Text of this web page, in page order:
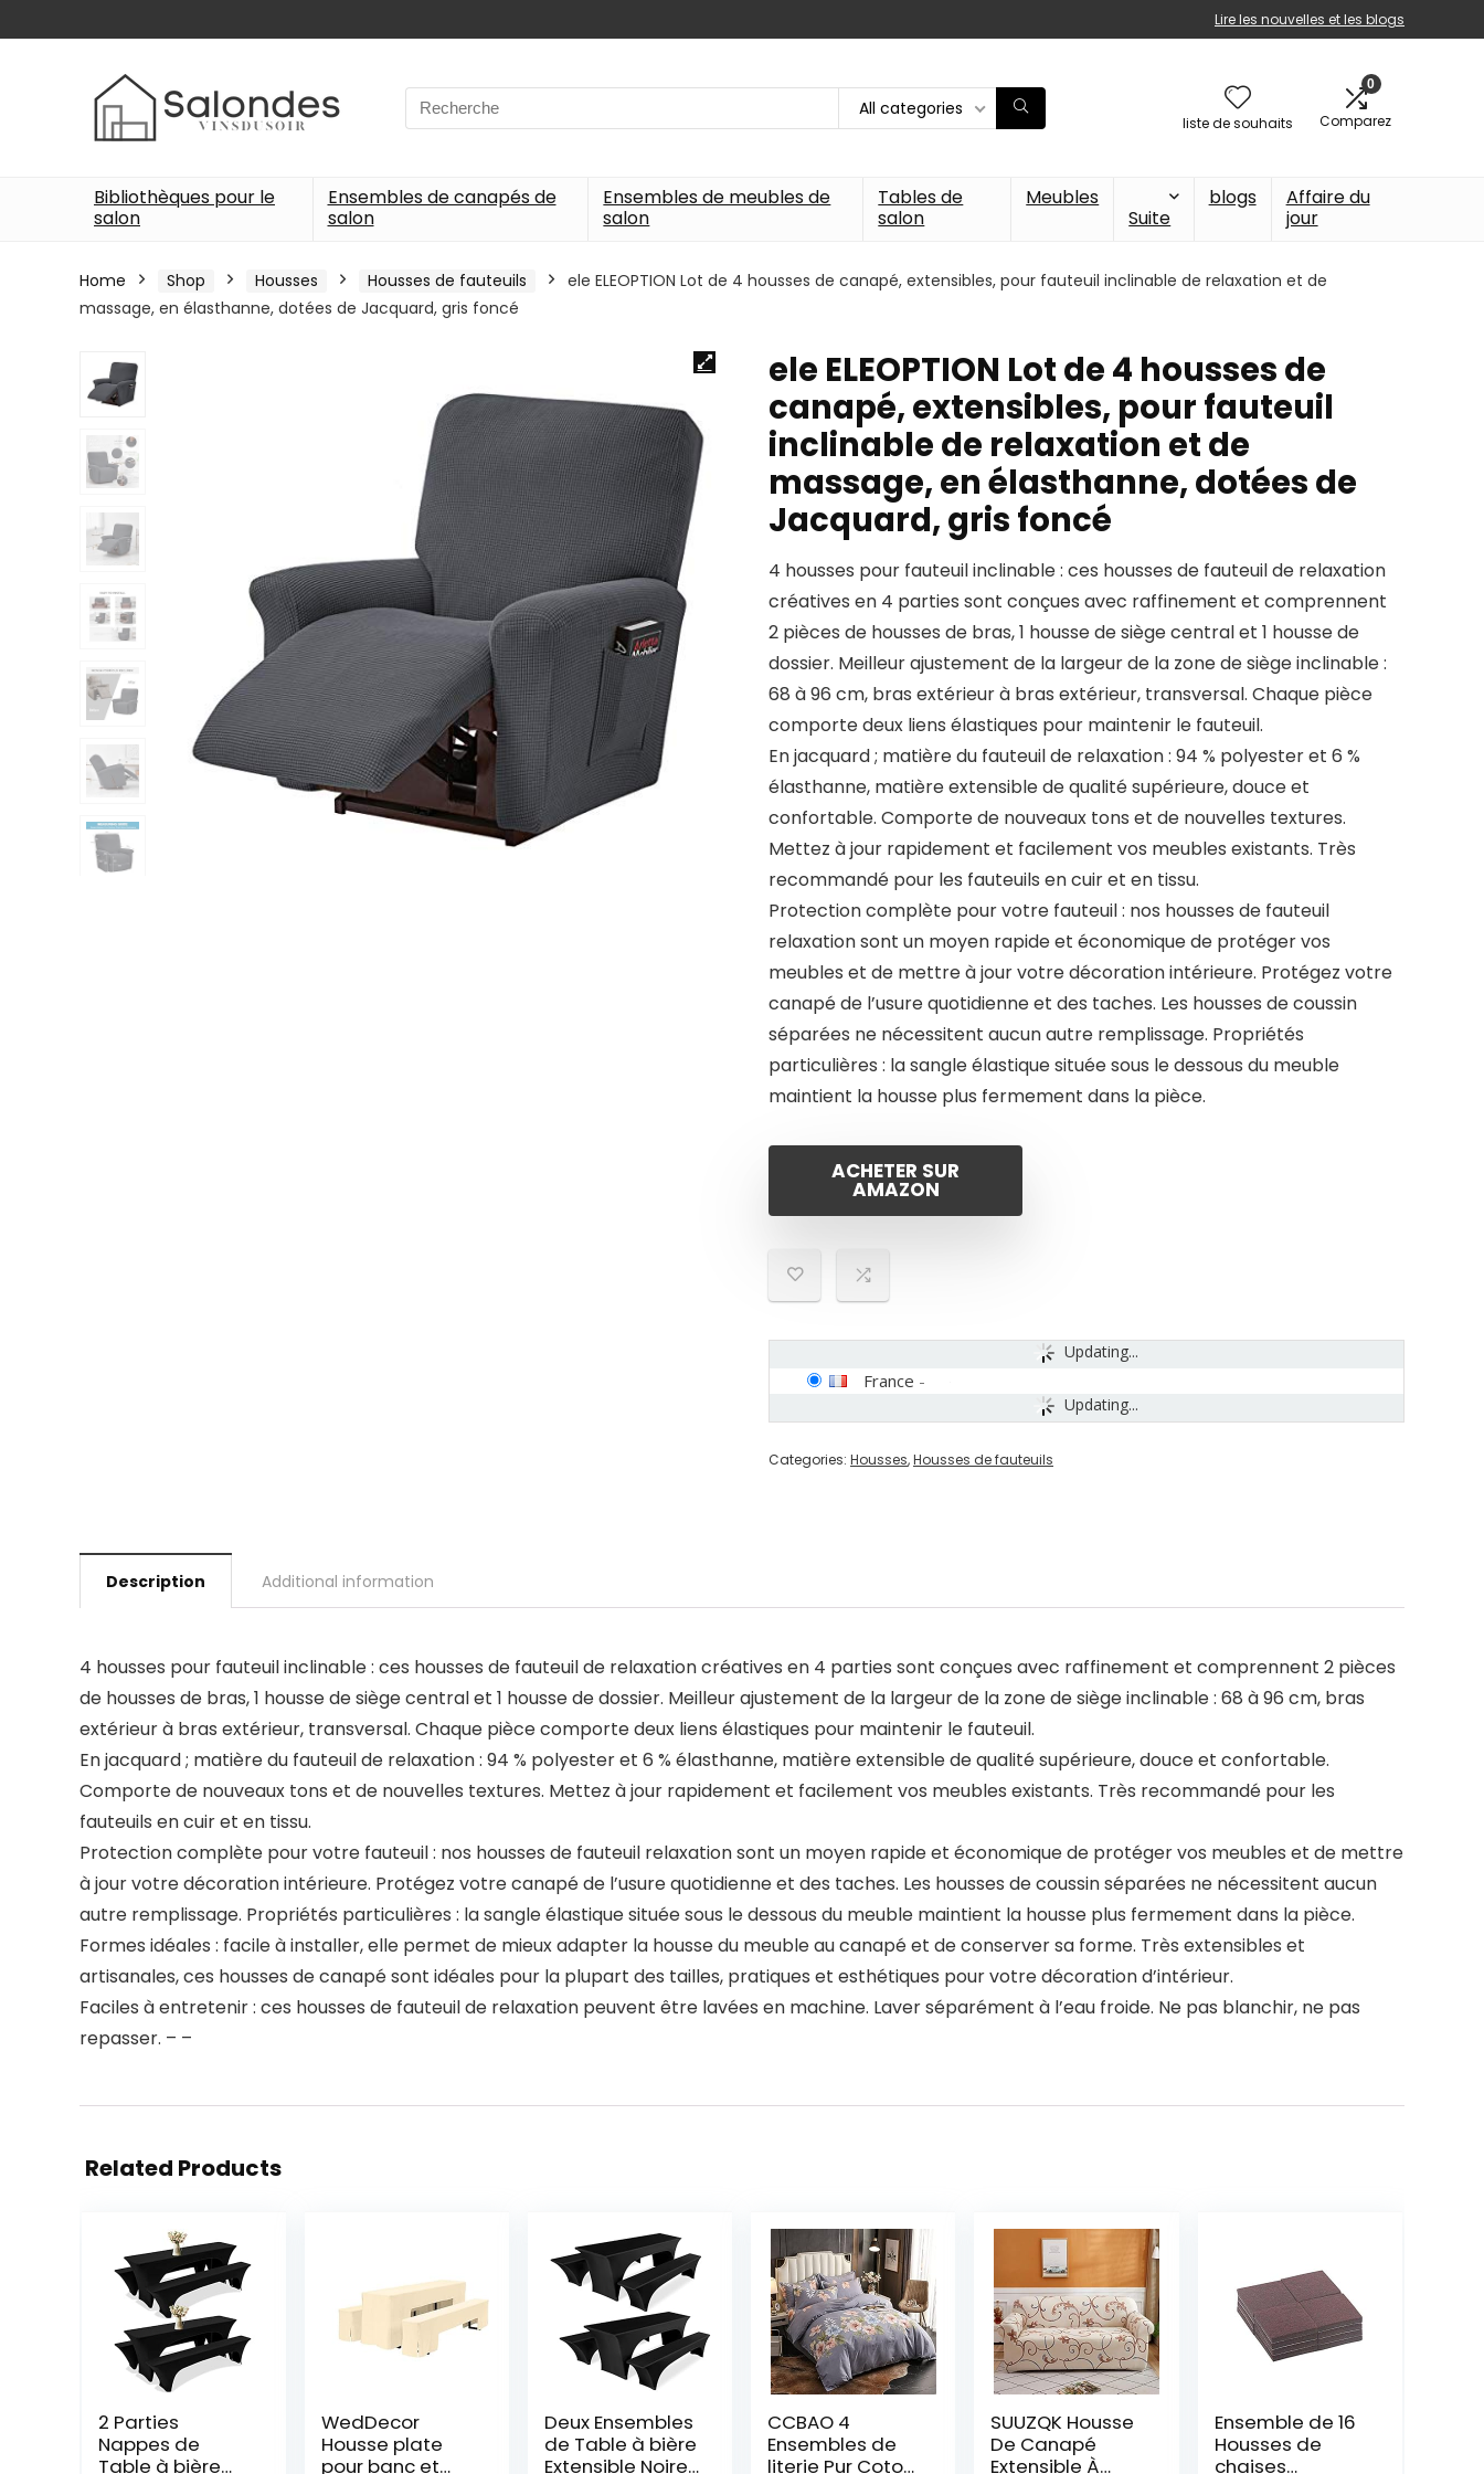
Lire les nouvelles et les blogs
Search
for:
All categories
liste de souhaits
0
Comparez
Bibliothèques pour le
salon
Ensembles de canapés de
salon
Ensembles de meubles de
salon
Tables de
salon
Meubles
Suite
blogs
Affaire du
jour
Home Shop Housses Housses de fauteuils
ele ELEOPTION Lot de 4 housses de canapé, extensibles, pour fauteuil inclinable de relaxation et de
massage, en élasthanne, dotées de Jacquard, gris foncé
ele ELEOPTION Lot de 4 housses de
canapé, extensibles, pour fauteuil
inclinable de relaxation et de
massage, en élasthanne, dotées de
Jacquard, gris foncé
4 housses pour fauteuil inclinable : ces housses de fauteuil de relaxation
créatives en 4 parties sont conçues avec raffinement et comprennent
2 pièces de housses de bras, 1 housse de siège central et 1 housse de
dossier. Meilleur ajustement de la largeur de la zone de siège inclinable :
68 à 96 cm, bras extérieur à bras extérieur, transversal. Chaque pièce
comporte deux liens élastiques pour maintenir le fauteuil.
En jacquard ; matière du fauteuil de relaxation : 94 % polyester et 6 %
élasthanne, matière extensible de qualité supérieure, douce et
confortable. Comporte de nouveaux tons et de nouvelles textures.
Mettez à jour rapidement et facilement vos meubles existants. Très
recommandé pour les fauteuils en cuir et en tissu.
Protection complète pour votre fauteuil : nos housses de fauteuil
relaxation sont un moyen rapide et économique de protéger vos
meubles et de mettre à jour votre décoration intérieure. Protégez votre
canapé de l’usure quotidienne et des taches. Les housses de coussin
séparées ne nécessitent aucun autre remplissage. Propriétés
particulières : la sangle élastique située sous le dessous du meuble
maintient la housse plus fermement dans la pièce.
ACHETER SUR
AMAZON
Updating...
Updating...
France -
Categories: Housses,Housses de fauteuils
Description Additional information
4 housses pour fauteuil inclinable : ces housses de fauteuil de relaxation créatives en 4 parties sont conçues avec raffinement et comprennent 2 pièces
de housses de bras, 1 housse de siège central et 1 housse de dossier. Meilleur ajustement de la largeur de la zone de siège inclinable : 68 à 96 cm, bras
extérieur à bras extérieur, transversal. Chaque pièce comporte deux liens élastiques pour maintenir le fauteuil.
En jacquard ; matière du fauteuil de relaxation : 94 % polyester et 6 % élasthanne, matière extensible de qualité supérieure, douce et confortable.
Comporte de nouveaux tons et de nouvelles textures. Mettez à jour rapidement et facilement vos meubles existants. Très recommandé pour les
fauteuils en cuir et en tissu.
Protection complète pour votre fauteuil : nos housses de fauteuil relaxation sont un moyen rapide et économique de protéger vos meubles et de mettre
à jour votre décoration intérieure. Protégez votre canapé de l’usure quotidienne et des taches. Les housses de coussin séparées ne nécessitent aucun
autre remplissage. Propriétés particulières : la sangle élastique située sous le dessous du meuble maintient la housse plus fermement dans la pièce.
Formes idéales : facile à installer, elle permet de mieux adapter la housse du meuble au canapé et de conserver sa forme. Très extensibles et
artisanales, ces housses de canapé sont idéales pour la plupart des tailles, pratiques et esthétiques pour votre décoration d’intérieur.
Faciles à entretenir : ces housses de fauteuil de relaxation peuvent être lavées en machine. Laver séparément à l’eau froide. Ne pas blanchir, ne pas
repasser. – –
Related Products
2 Parties
Nappes de
Table à bière
WedDecor
Housse plate
pour banc et
Deux Ensembles
de Table à bière
Extensible Noire
CCBAO 4
Ensembles de
literie Pur Coton,
SUUZQK Housse
De Canapé
Extensible À
Ensemble de 16
Housses de
chaises